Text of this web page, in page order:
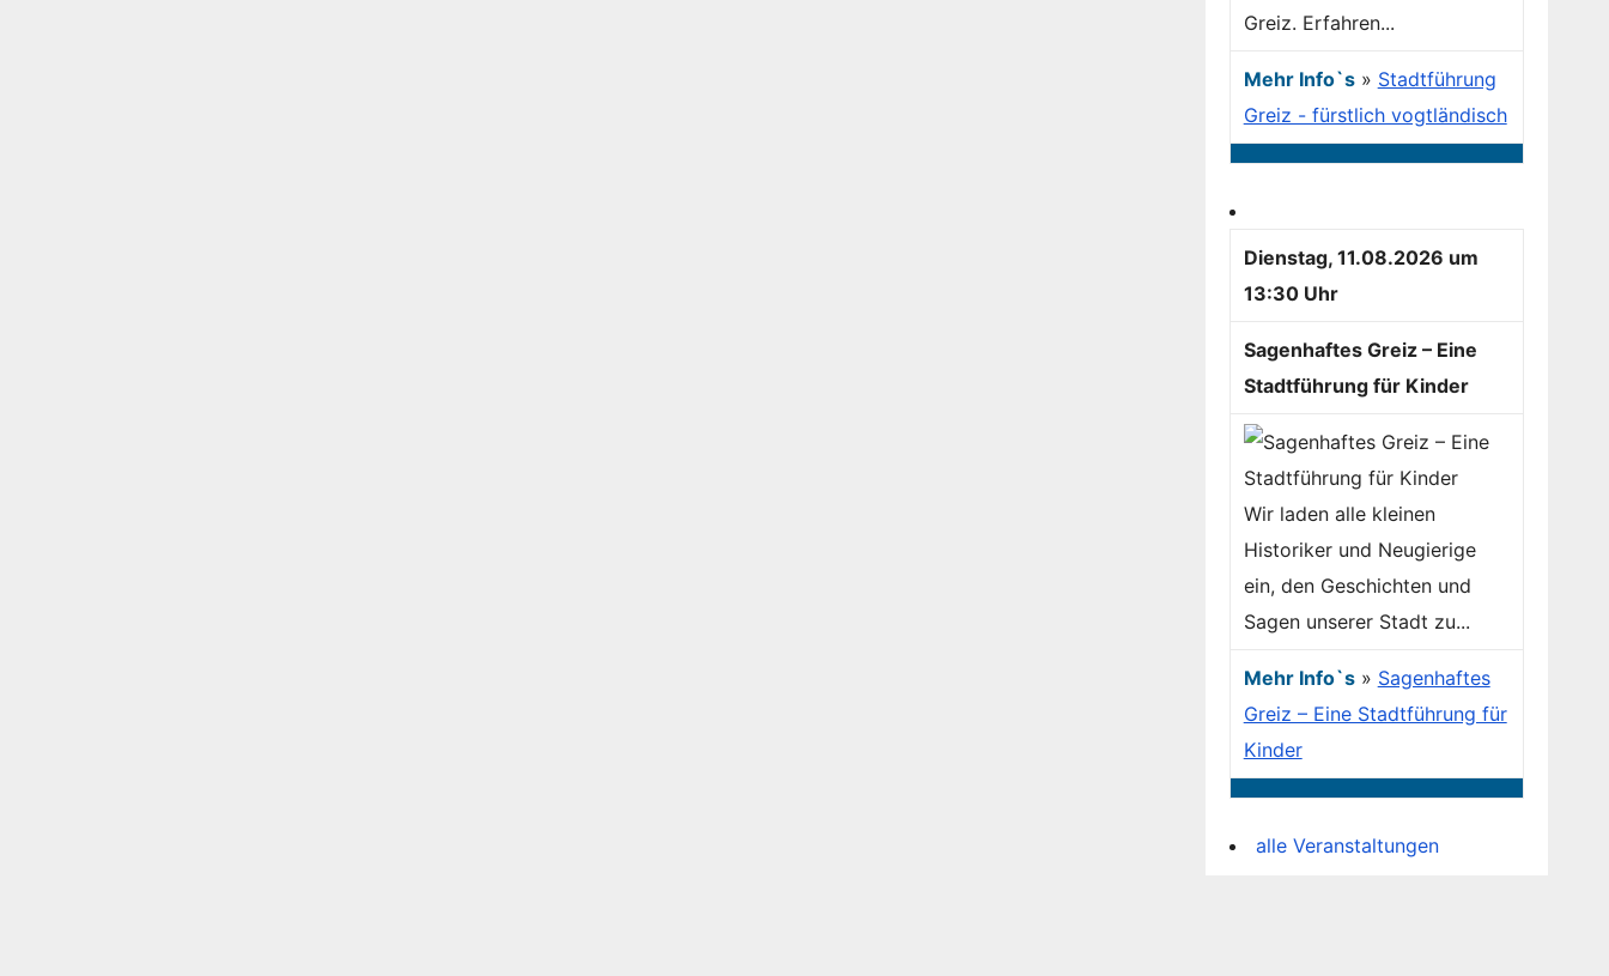
Greiz. Erfahren...
Mehr Info`s» Stadtführung
Greiz - fürstlich vogtländisch
Dienstag, 11.08.2026 um
13:30 Uhr
Sagenhaftes Greiz – Eine
Stadtführung für Kinder
Wir laden alle kleinen
Historiker und Neugierige
ein, den Geschichten und
Sagen unserer Stadt zu...
Mehr Info`s» Sagenhaftes
Greiz – Eine Stadtführung für
Kinder
alle Veranstaltungen